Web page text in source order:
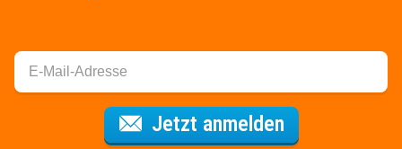
Jetzt anmeldenFür den